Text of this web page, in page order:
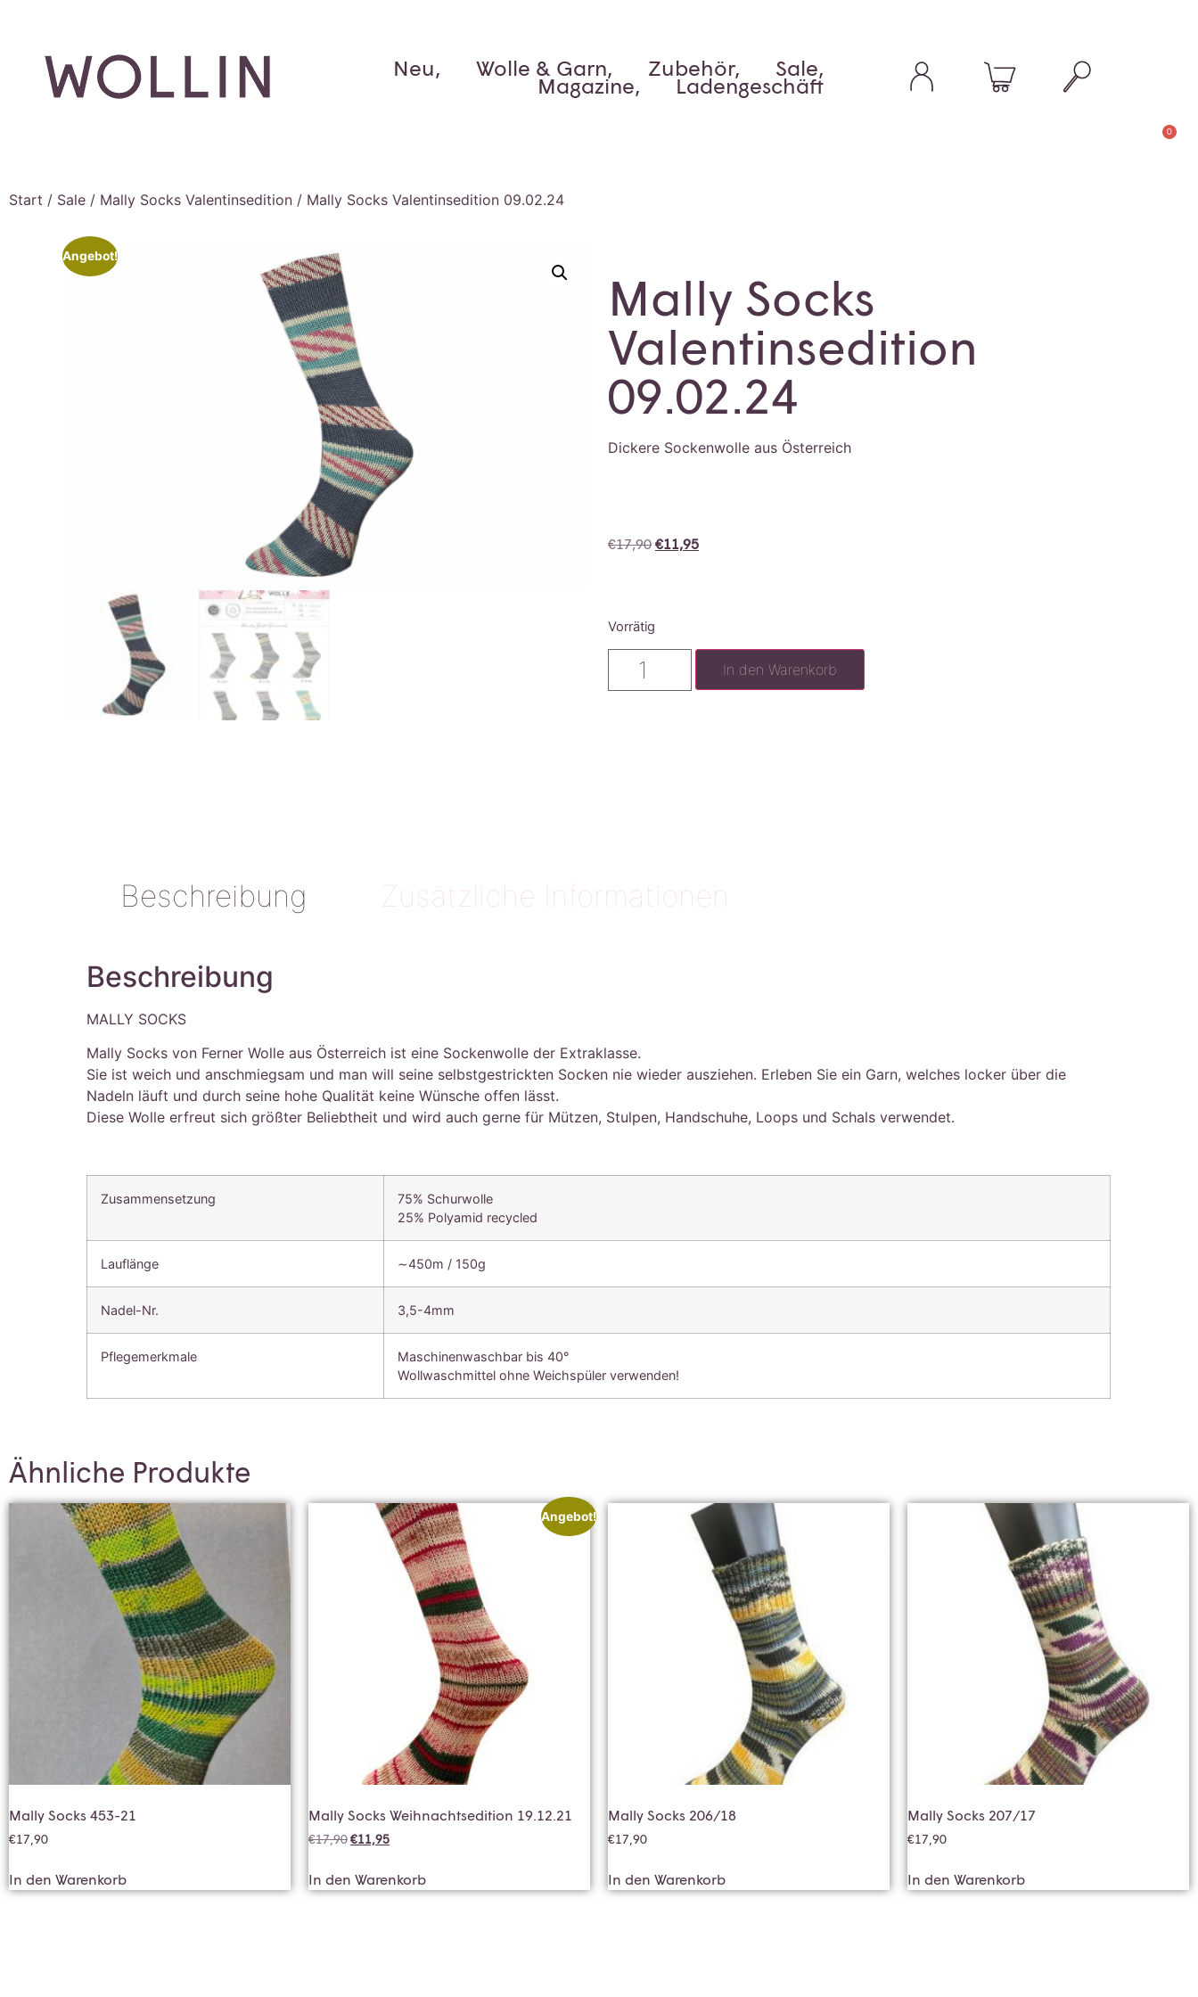
Neu, Wolle & Garn, Zubehör, Sale,
Magazine, Ladengeschäft
0
Start / Sale / Mally Socks Valentinsedition / Mally Socks Valentinsedition 09.02.24
Angebot!
Mally Socks
Valentinsedition
09.02.24
Dickere Sockenwolle aus Österreich
€17,90 €11,95
Vorrätig
In den Warenkorb
Beschreibung Zusätzliche Informationen
Beschreibung
MALLY SOCKS
Mally Socks von Ferner Wolle aus Österreich ist eine Sockenwolle der Extraklasse.
Sie ist weich und anschmiegsam und man will seine selbstgestrickten Socken nie wieder ausziehen. Erleben Sie ein Garn, welches locker über die
Nadeln läuft und durch seine hohe Qualität keine Wünsche offen lässt.
Diese Wolle erfreut sich größter Beliebtheit und wird auch gerne für Mützen, Stulpen, Handschuhe, Loops und Schals verwendet.
Zusammensetzung
75% Schurwolle
25% Polyamid recycled
Lauflänge ∼450m / 150g
Nadel-Nr. 3,5-4mm
Pflegemerkmale
Maschinenwaschbar bis 40°
Wollwaschmittel ohne Weichspüler verwenden!
Ähnliche Produkte
Mally Socks 453-21
€17,90
In den Warenkorb
Angebot!
Mally Socks Weihnachtsedition 19.12.21
€17,90€11,95
In den Warenkorb
Mally Socks 206/18
€17,90
In den Warenkorb
Mally Socks 207/17
€17,90
In den Warenkorb